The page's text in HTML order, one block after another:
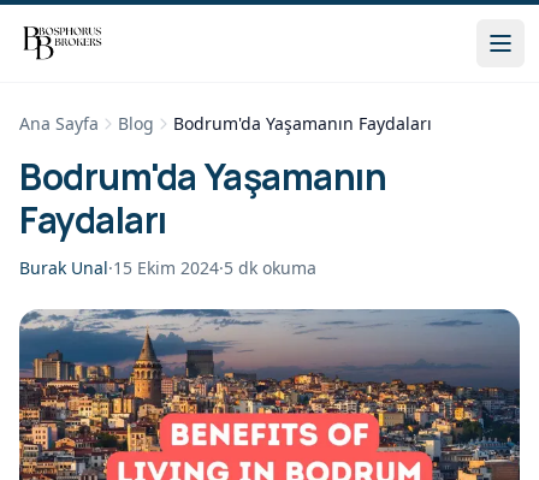
Ana Sayfa Blog Bodrum'da Yaşamanın Faydaları
Bodrum'da Yaşamanın
Faydaları
Burak Unal·15 Ekim 2024·5 dk okuma